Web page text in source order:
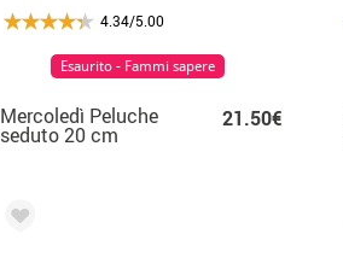
4.34/5.00
Mercoledì Peluche
seduto 20 cm
21.50€
Esaurito - Fammi sapere